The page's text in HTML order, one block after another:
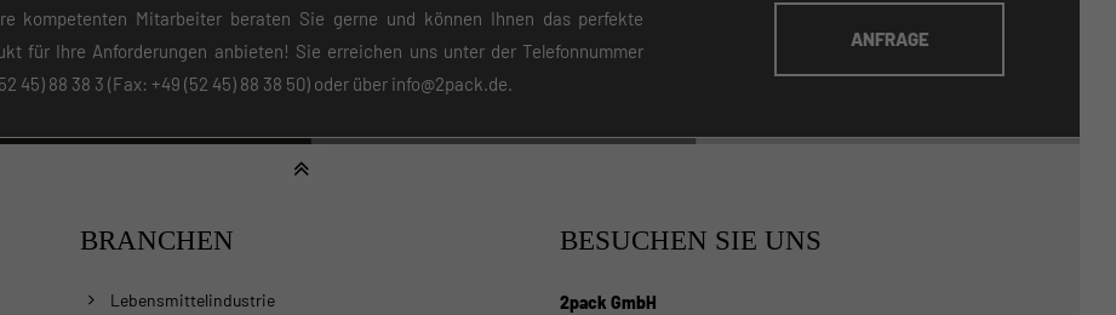
kompetenten Mitarbeiter beraten Sie gerne und können Ihnen das perfekte
für Ihre Anforderungen anbieten! Sie erreichen uns unter der Telefonnummer
45) 88 38 3 (Fax: +49 (52 45) 88 38 50) oder über info@2pack.de.
ANFRAGE
BRANCHEN
Lebensmittelindustrie
BESUCHEN SIE UNS
2pack GmbH